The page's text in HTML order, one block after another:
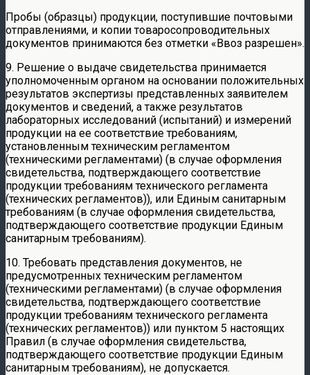
Пробы (образцы) продукции, поступившие почтовыми
отправлениями, и копии товаросопроводительных
документов принимаются без отметки «Ввоз разрешен».
9. Решение о выдаче свидетельства принимается
уполномоченным органом на основании положительных
результатов экспертизы представленных заявителем
документов и сведений, а также результатов
лабораторных исследований (испытаний) и измерений
продукции на ее соответствие требованиям,
установленным техническим регламентом
(техническими регламентами) (в случае оформления
свидетельства, подтверждающего соответствие
продукции требованиям технического регламента
(технических регламентов)), или Единым санитарным
требованиям (в случае оформления свидетельства,
подтверждающего соответствие продукции Единым
санитарным требованиям).
10. Требовать представления документов, не
предусмотренных техническим регламентом
(техническими регламентами) (в случае оформления
свидетельства, подтверждающего соответствие
продукции требованиям технического регламента
(технических регламентов)) или пунктом 5 настоящих
Правил (в случае оформления свидетельства,
подтверждающего соответствие продукции Единым
санитарным требованиям), не допускается.